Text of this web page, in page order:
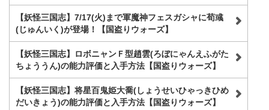
【妖怪三国志】7/17(火)まで軍魔神フェスガシャに荀彧
(じゅんいく)が登場！【国盗りウォーズ】
【妖怪三国志】ロボニャンＦ型趙雲(ろぼにゃんえふがた
ちょううん)の能力評価と入手方法【国盗りウォーズ】
【妖怪三国志】将星百鬼姫大喬(しょうせいひゃっきひめ
だいきょう)の能力評価と入手方法【国盗りウォーズ】